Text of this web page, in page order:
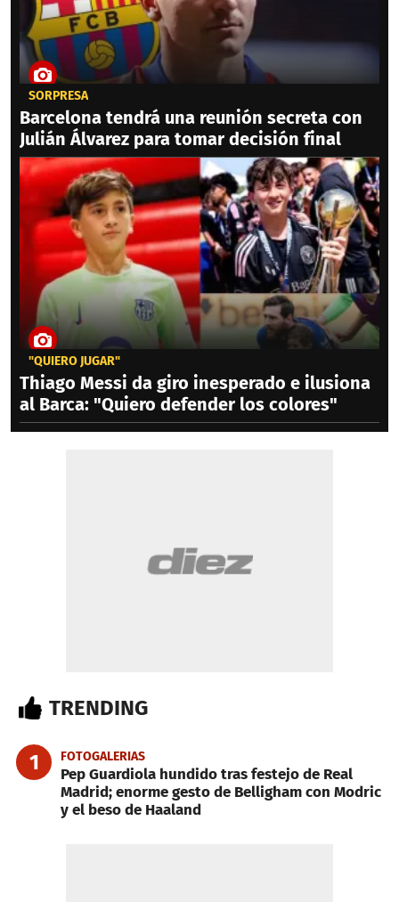
SORPRESA
Barcelona tendrá una reunión secreta con
Julián Álvarez para tomar decisión final
"QUIERO JUGAR"
Thiago Messi da giro inesperado e ilusiona
al Barca: "Quiero defender los colores"
TRENDING
1 FOTOGALERIAS
Pep Guardiola hundido tras festejo de Real
Madrid; enorme gesto de Belligham con Modric
y el beso de Haaland